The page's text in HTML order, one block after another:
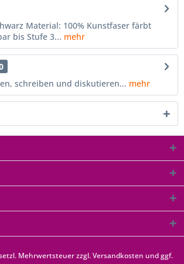
Material: 100% Kunstfaser färbt
bis Stufe 3... mehr
schreiben und diskutieren... mehr
Mehrwertsteuer zzgl.Versandkosten und ggf.